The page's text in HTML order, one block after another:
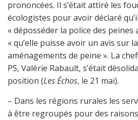
prononcées. Il s’était attiré les
écologistes pour avoir déclaré
« déposséder la police des peines
« qu’elle puisse avoir un avis sur
aménagements de peine ». La
PS, Valérie Rabault, s’était
position (Les Échos, le 21 mai).
– Dans les régions rurales les
à être regroupés pour des raisons